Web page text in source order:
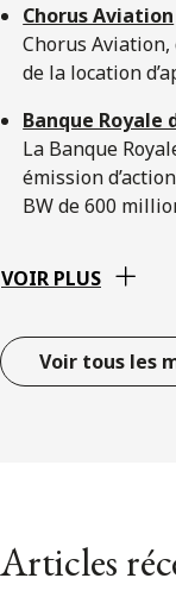
Chorus Aviation
Chorus Aviation,
de la location
Banque Royale
La Banque
émission
BW de 600
VOIR PLUS
Voir tous les
Articles